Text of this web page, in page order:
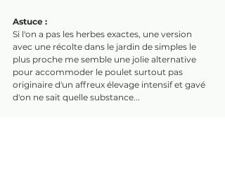
Astuce :
Si l'on a pas les herbes exactes, une version
avec une récolte dans le jardin de simples le
plus proche me semble une jolie alternative
pour accommoder le poulet surtout pas
originaire d'un affreux élevage intensif et gavé
d'on ne sait quelle substance...